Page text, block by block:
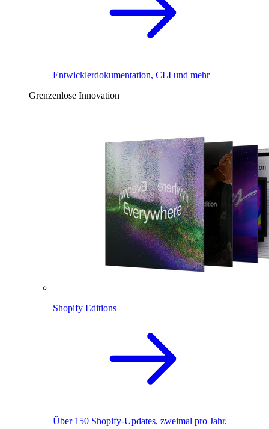
Entwicklerdokumentation, CLI und mehr
Grenzenlose Innovation
Shopify Editions
Über 150 Shopify-Updates, zweimal pro Jahr.